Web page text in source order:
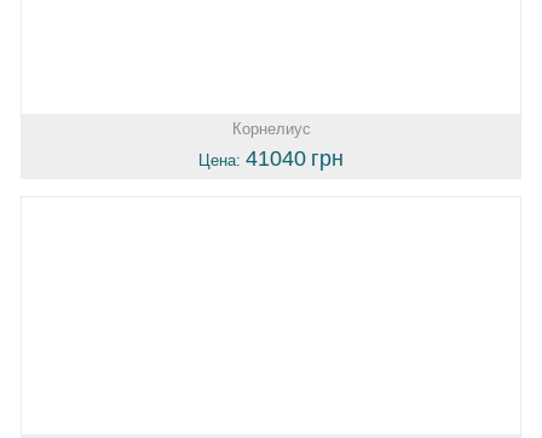
Корнелиус
Цена: 41040 грн